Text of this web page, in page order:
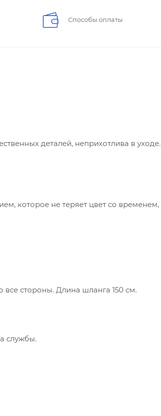
Способы оплаты
деталей, неприхотлива в уходе.
которое не теряет цвет со временем,
все стороны. Длина шланга 150 см.
службы.